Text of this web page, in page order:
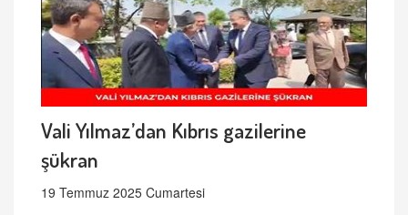
Vali Yılmaz’dan Kıbrıs gazilerine
şükran
19 Temmuz 2025 Cumartesi